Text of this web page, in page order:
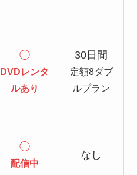
◯
DVDレンタ
ルあり
30日間
定額8ダブ
ルプラン
◯
配信中
なし